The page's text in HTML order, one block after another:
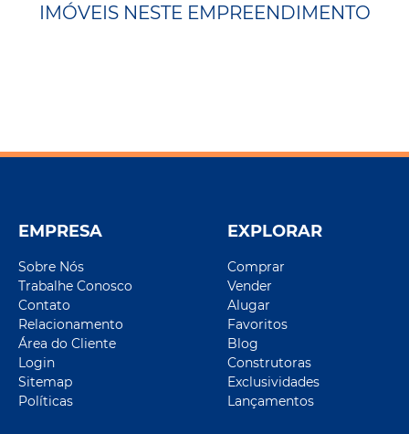
IMÓVEIS NESTE EMPREENDIMENTO
EMPRESA
Sobre Nós
Trabalhe Conosco
Contato
Relacionamento
Área do Cliente
Login
Sitemap
Políticas
EXPLORAR
Comprar
Vender
Alugar
Favoritos
Blog
Construtoras
Exclusividades
Lançamentos